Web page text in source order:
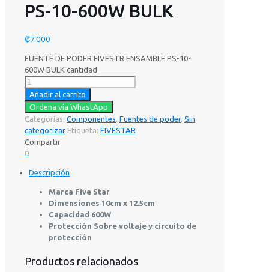
PS-10-600W BULK
₡7.000
FUENTE DE PODER FIVESTR ENSAMBLE PS-10-
600W BULK cantidad
Añadir al carrito
Ordena vía WhastApp
Categorías: Componentes, Fuentes de poder, Sin
categorizar Etiqueta: FIVESTAR
Compartir
0
Descripción
Marca Five Star
Dimensiones 10cm x 12.5cm
Capacidad 600W
Protección Sobre voltaje y circuito de
protección
Productos relacionados